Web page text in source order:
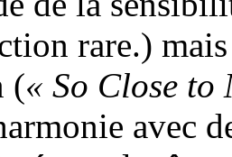
rare.)
(« So Close to
avec